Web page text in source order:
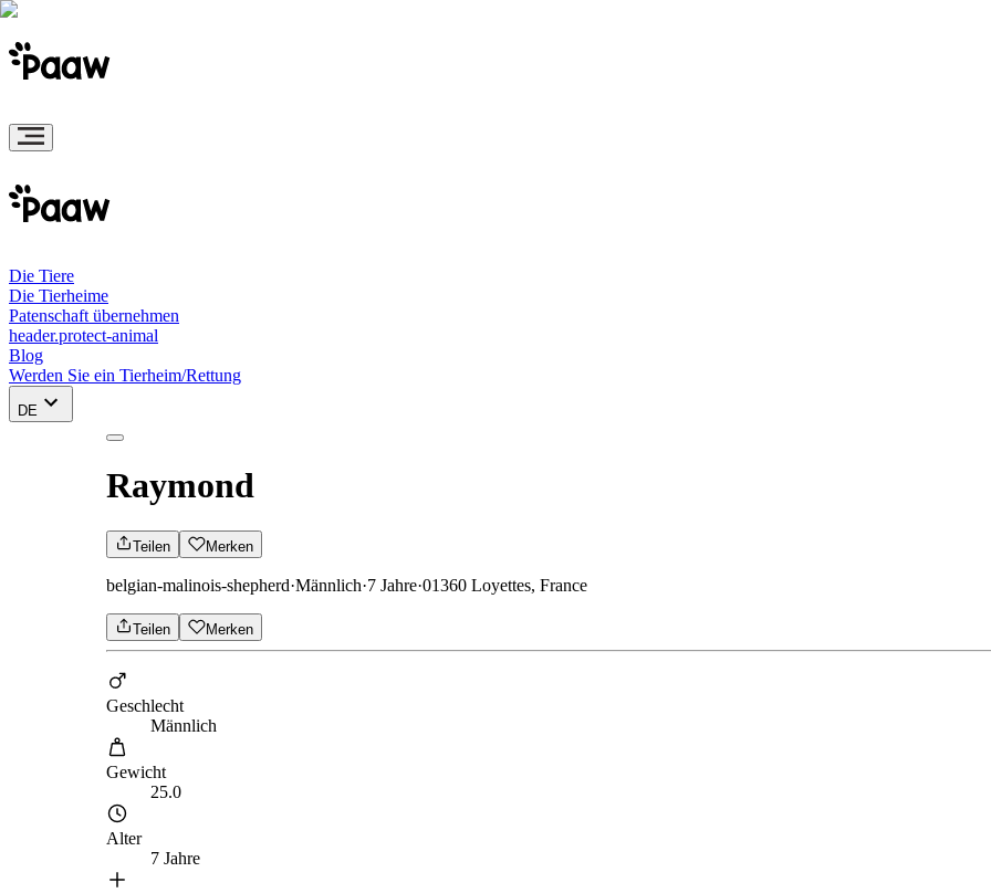
Die Tiere
Die Tierheime
Patenschaft übernehmen
header.protect-animal
Blog
Werden Sie ein Tierheim/Rettung
DE
Raymond
Teilen Merken
belgian-malinois-shepherd·Männlich·7 Jahre·01360 Loyettes, France
Teilen Merken
Geschlecht
Männlich
Gewicht
25.0
Alter
7 Jahre